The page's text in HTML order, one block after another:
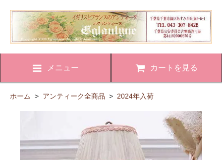
メニュー カートを見る
ホーム > アンティーク全商品 > 2024年入荷